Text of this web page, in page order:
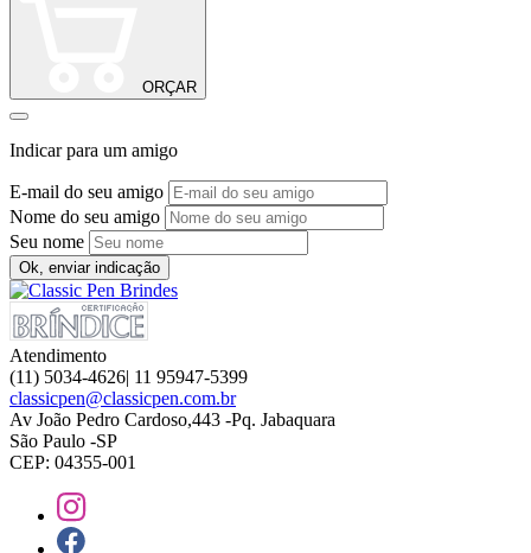
ORÇAR
Indicar para um amigo
E-mail do seu amigo
Nome do seu amigo
Seu nome
Ok, enviar indicação
Atendimento
(11) 5034-4626| 11 95947-5399
classicpen@classicpen.com.br
Av João Pedro Cardoso,443 -Pq. Jabaquara
São Paulo -SP
CEP: 04355-001